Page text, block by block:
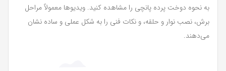
به نحوه دوخت پرده پانچی را مشاهده کنید. ویدیوها معمولاً مراحل
برش، نصب نوار و حلقه، و نکات فنی را به شکل عملی و ساده نشان
می‌دهند.